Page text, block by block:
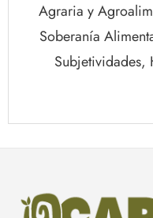
Agraria y
Soberanía
Subjetividades,